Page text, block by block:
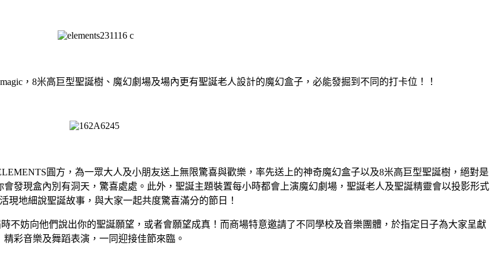
，8米高巨型聖誕樹、魔幻劇場及場內更有聖誕老人設計的魔幻盒子，必能發掘到不同的打卡位！！
圓方，為一眾大人及小朋友送上無限驚喜與歡樂，率先送上的神奇魔幻盒子以及8米高巨型聖誕樹，絕對是
發現盒內別有洞天，驚喜處處。此外，聖誕主題裝置每小時都會上演魔幻劇場，聖誕老人及聖誕精靈會以投影形式
現地細說聖誕故事，與大家一起共度驚喜滿分的節日！
不妨向他們說出你的聖誕願望，或者會願望成真！而商場特意邀請了不同學校及音樂團體，於指定日子為大家呈獻
精彩音樂及舞蹈表演，一同迎接佳節來臨。